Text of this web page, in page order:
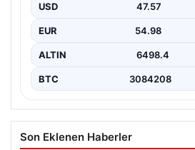
USD 47.57
EUR 54.98
ALTIN 6498.4
BTC 3084208
Son Eklenen Haberler